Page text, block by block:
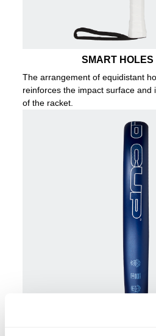
SMART
The arrangement of equidistant
reinforces the impact surface and
of the racket.